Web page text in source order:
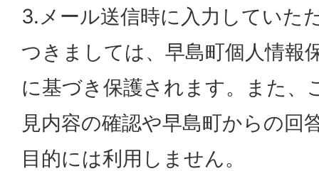
3.メール送信時に入力していた
つきましては、早島町個人情報
に基づき保護されます。また、
見内容の確認や早島町からの回
目的には利用しません。